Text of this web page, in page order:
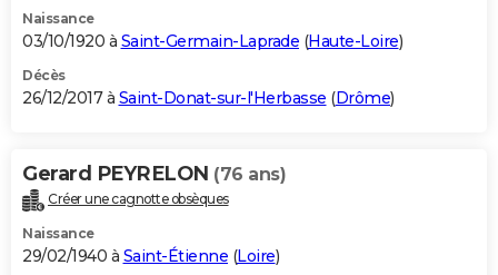
Naissance
03/10/1920 à Saint-Germain-Laprade (Haute-Loire)
Décès
26/12/2017 à Saint-Donat-sur-l'Herbasse (Drôme)
Gerard PEYRELON (76 ans)
Créer une cagnotte obsèques
Naissance
29/02/1940 à Saint-Étienne (Loire)